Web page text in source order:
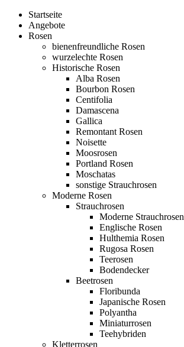
Startseite
Angebote
Rosen
bienenfreundliche Rosen
wurzelechte Rosen
Historische Rosen
Alba Rosen
Bourbon Rosen
Centifolia
Damascena
Gallica
Remontant Rosen
Noisette
Moosrosen
Portland Rosen
Moschatas
sonstige Strauchrosen
Moderne Rosen
Strauchrosen
Moderne Strauchrosen
Englische Rosen
Hulthemia Rosen
Rugosa Rosen
Teerosen
Bodendecker
Beetrosen
Floribunda
Japanische Rosen
Polyantha
Miniaturrosen
Teehybriden
Kletterrosen